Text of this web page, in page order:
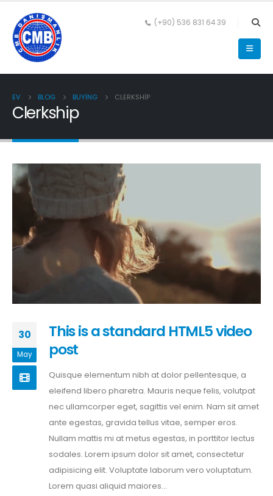
(+90) 536 831 64 39
EV BLOG BUYING CLERKSHIP
Clerkship
30
May
This is a standard HTML5 video
post
Quisque elementum nibh at dolor pellentesque, a
eleifend libero pharetra. Mauris neque felis, volutpat
nec ullamcorper eget, sagittis vel enim. Nam sit amet
ante egestas, gravida tellus vitae, semper eros.
Nullam mattis mi at metus egestas, in porttitor lectus
sodales. Lorem ipsum dolor sit amet, consectetur
adipisicing elit. Voluptate laborum vero voluptatum.
Lorem quasi aliquid maiores...